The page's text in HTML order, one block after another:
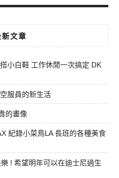
新文章
小白鞋 工作休閒一次搞定 DK
服員的新生活
的畫像
紀錄小菜鳥LA 長班的各種美食
! 希望明年可以在迪士尼過生